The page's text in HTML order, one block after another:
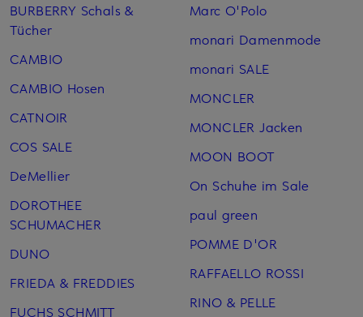
BURBERRY Schals &
Tücher
CAMBIO
CAMBIO Hosen
CATNOIR
COS SALE
DeMellier
DOROTHEE
SCHUMACHER
DUNO
FRIEDA & FREDDIES
FUCHS SCHMITT
Marc O'Polo
monari Damenmode
monari SALE
MONCLER
MONCLER Jacken
MOON BOOT
On Schuhe im Sale
paul green
POMME D'OR
RAFFAELLO ROSSI
RINO & PELLE